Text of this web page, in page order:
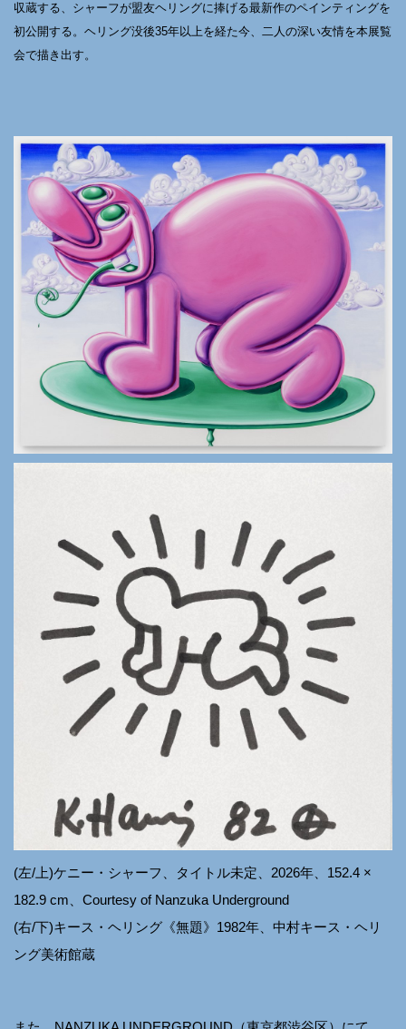
収蔵する、シャーフが盟友ヘリングに捧げる最新作のペインティングを
初公開する。ヘリング没後35年以上を経た今、二人の深い友情を本展覧
会で描き出す。
(左/上)ケニー・シャーフ、タイトル未定、2026年、152.4 ×
182.9 cm、Courtesy of Nanzuka Underground
(右/下)キース・ヘリング《無題》1982年、中村キース・ヘリ
ング美術館蔵